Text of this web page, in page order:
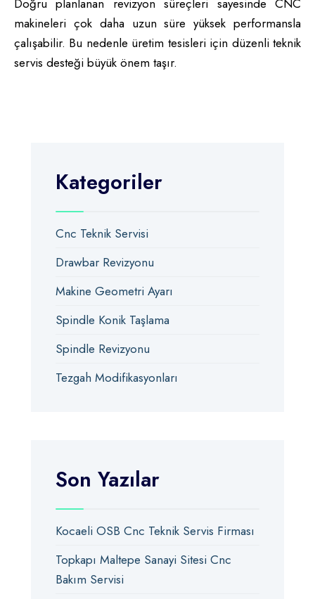
Doğru planlanan revizyon süreçleri sayesinde CNC
makineleri çok daha uzun süre yüksek performansla
çalışabilir. Bu nedenle üretim tesisleri için düzenli teknik
servis desteği büyük önem taşır.
Kategoriler
Cnc Teknik Servisi
Drawbar Revizyonu
Makine Geometri Ayarı
Spindle Konik Taşlama
Spindle Revizyonu
Tezgah Modifikasyonları
Son Yazılar
Kocaeli OSB Cnc Teknik Servis Firması
Topkapı Maltepe Sanayi Sitesi Cnc
Bakım Servisi